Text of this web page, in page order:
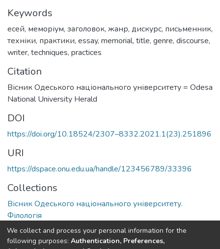
Keywords
есей, меморіум, заголовок, жанр, дискурс, письменник,
техніки, практики, essay, memorial, title, genre, discourse,
writer, techniques, practices
Citation
Вісник Одеського національного університету = Odesa
National University Herald
DOI
https://doi.org/10.18524/2307–8332.2021.1(23).251896
URI
https://dspace.onu.edu.ua/handle/123456789/33396
Collections
Вісник Одеського національного університету.
Філологія
Full item page
We collect and process your personal information for the
following purposes: Authentication, Preferences,